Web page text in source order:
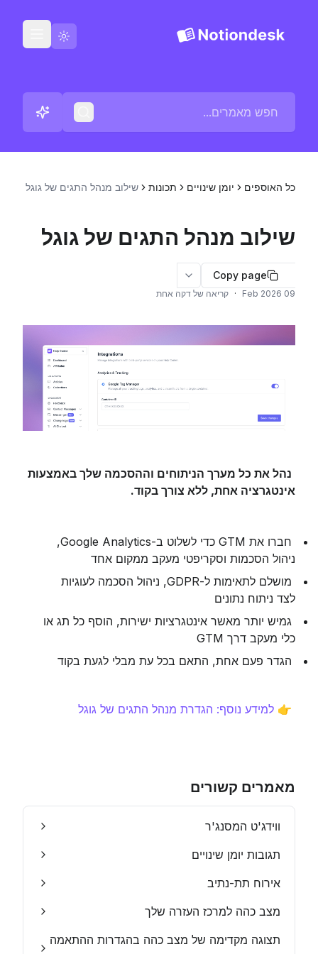
צור קשר
כל האוספים יומן שינויים תכונות שילוב מנהל התגים של גוגל
שילוב מנהל התגים של גוגל
Copy page
More options
09 Feb 2026
· קריאה של דקה אחת
נהל את כל מערך הניתוחים וההסכמה שלך באמצעות
אינטגרציה אחת, ללא צורך בקוד.
חברו את GTM כדי לשלוט ב-Google Analytics,
ניהול הסכמות וסקריפטי מעקב ממקום אחד
מושלם לתאימות ל-GDPR, ניהול הסכמה לעוגיות
לצד ניתוח נתונים
גמיש יותר מאשר אינטגרציות ישירות, הוסף כל תג או
כלי מעקב דרך GTM
למידע נוסף: הגדרת מנהל התגים של גוגל
מאמרים קשורים
ווידג'ט המסנג'ר
תגובות יומן שינויים
אירוח תת-נתיב
מצב כהה למרכז העזרה שלך
תצוגה מקדימה של מצב כהה בהגדרות ההתאמה